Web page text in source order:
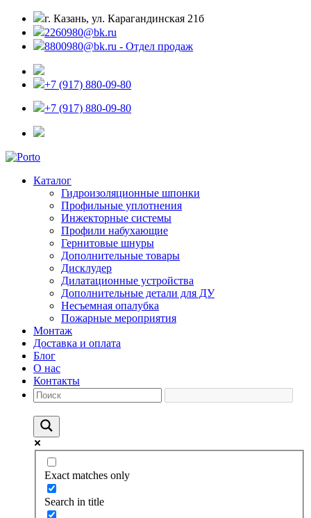
г. Казань, ул. Карагандинская 21б
2260980@bk.ru
8800980@bk.ru - Отдел продаж
+7 (917) 880-09-80
+7 (917) 880-09-80
Каталог
Гидроизоляционные шпонки
Профильные уплотнения
Инжекторные системы
Профили набухающие
Гернитовые шнуры
Дополнительные товары
Дисклудер
Дилатационные устройства
Дополнительные детали для ДУ
Несъемная опалубка
Пожарные мероприятия
Монтаж
Доставка и оплата
Блог
О нас
Контакты
Exact matches only
Search in title